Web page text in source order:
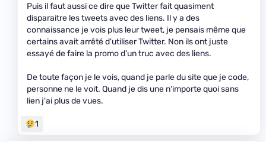
Puis il faut aussi ce dire que Twitter fait quasiment
disparaitre les tweets avec des liens. Il y a des
connaissance je vois plus leur tweet, je pensais même que
certains avait arrêté d'utiliser Twitter. Non ils ont juste
essayé de faire la promo d'un truc avec des liens.
De toute façon je le vois, quand je parle du site que je code,
personne ne le voit. Quand je dis une n'importe quoi sans
lien j'ai plus de vues.
1